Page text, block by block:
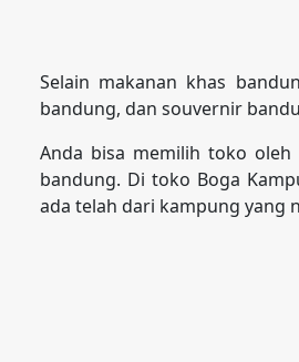
Selain makanan khas
bandung, dan souvernir
Anda bisa memilih toko
bandung. Di toko Boga
ada telah dari kampung yang